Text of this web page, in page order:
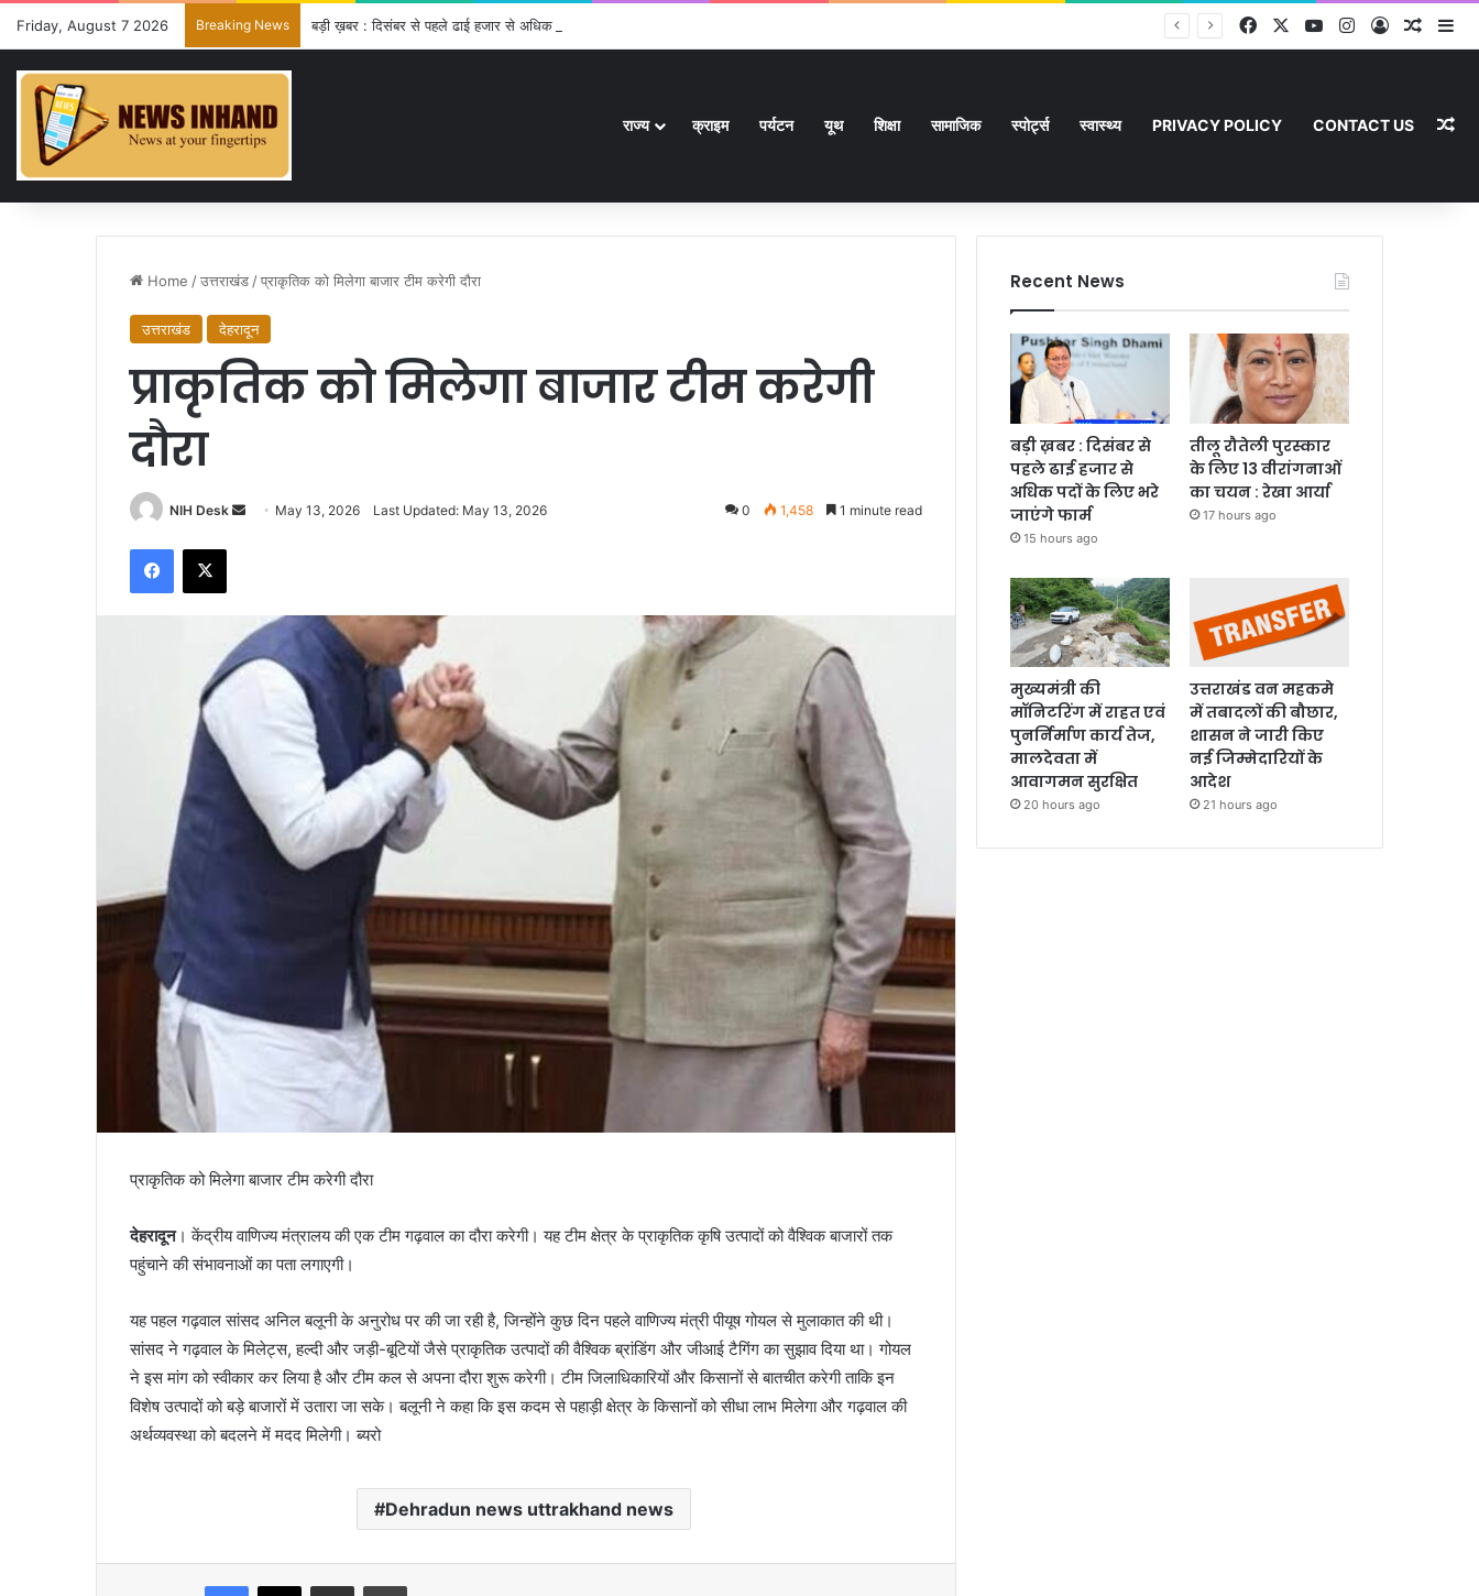
Friday, August 7 2026 Breaking News बड़ी ख़बर : दिसंबर से पहले ढाई हजार से अधिक पदों के लिए भरे जाएंगे फार्म FacebookYouTubeInstagram
Log In
राज्य क्राइम पर्यटन यूथ शिक्षा सामाजिक स्पोर्ट्स स्वास्थ्य PRIVACY POLICY CONTACT US
Home /उत्तराखंड /प्राकृतिक को मिलेगा बाजार टीम करेगी दौरा
उत्तराखंड देहरादून
प्राकृतिक को मिलेगा बाजार टीम करेगी
दौरा
NIH Desk
Send May 13, 2026 Last Updated: May 13, 2026 0 1,458 1 minute read
Facebook
X
प्राकृतिक को मिलेगा बाजार टीम करेगी दौरा
देहरादून। केंद्रीय वाणिज्य मंत्रालय की एक टीम गढ़वाल का दौरा करेगी। यह टीम क्षेत्र के प्राकृतिक कृषि उत्पादों को वैश्विक बाजारों तक
पहुंचाने की संभावनाओं का पता लगाएगी।
यह पहल गढ़वाल सांसद अनिल बलूनी के अनुरोध पर की जा रही है, जिन्होंने कुछ दिन पहले वाणिज्य मंत्री पीयूष गोयल से मुलाकात की थी।
सांसद ने गढ़वाल के मिलेट्स, हल्दी और जड़ी-बूटियों जैसे प्राकृतिक उत्पादों की वैश्विक ब्रांडिंग और जीआई टैगिंग का सुझाव दिया था। गोयल
ने इस मांग को स्वीकार कर लिया है और टीम कल से अपना दौरा शुरू करेगी। टीम जिलाधिकारियों और किसानों से बातचीत करेगी ताकि इन
विशेष उत्पादों को बड़े बाजारों में उतारा जा सके। बलूनी ने कहा कि इस कदम से पहाड़ी क्षेत्र के किसानों को सीधा लाभ मिलेगा और गढ़वाल की
अर्थव्यवस्था को बदलने में मदद मिलेगी। ब्यरो
Dehradun news uttrakhand news
Facebook
X Share via Email Print
Recent News
बड़ी ख़बर : दिसंबर से
पहले ढाई हजार से
अधिक पदों के लिए भरे
जाएंगे फार्म
15 hours ago
तीलू रौतेली पुरस्कार
के लिए 13 वीरांगनाओं
का चयन : रेखा आर्या
17 hours ago
मुख्यमंत्री की
मॉनिटरिंग में राहत एवं
पुनर्निर्माण कार्य तेज,
मालदेवता में
आवागमन सुरक्षित
20 hours ago
उत्तराखंड वन महकमे
में तबादलों की बौछार,
शासन ने जारी किए
नई जिम्मेदारियों के
आदेश
21 hours ago